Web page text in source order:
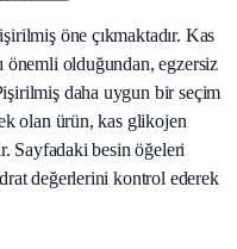
öne çıkmaktadır. Kas
önemli olduğundan, egzersiz
daha uygun bir seçim
olan ürün, kas glikojen
Sayfadaki besin öğeleri
değerlerini kontrol ederek